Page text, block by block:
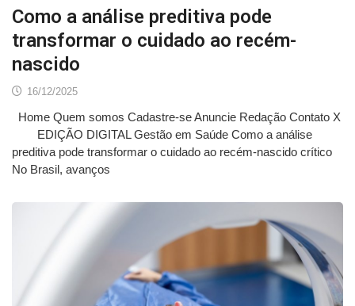
Como a análise preditiva pode
transformar o cuidado ao recém-
nascido
16/12/2025
Home Quem somos Cadastre-se Anuncie Redação Contato X
EDIÇÃO DIGITAL Gestão em Saúde Como a análise
preditiva pode transformar o cuidado ao recém-nascido crítico
No Brasil, avanços